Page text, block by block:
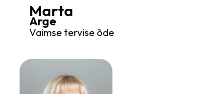
Marta
Arge
Vaimse tervise õde